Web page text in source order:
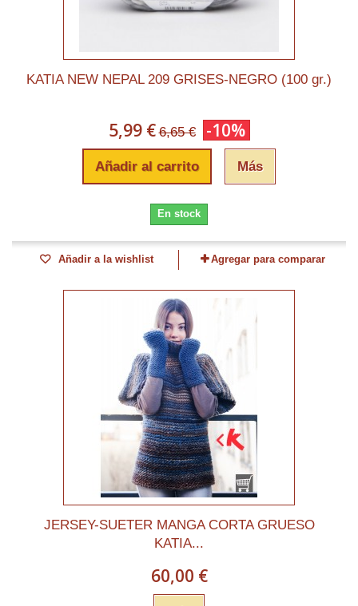
KATIA NEW NEPAL 209 GRISES-NEGRO (100 gr.)
5,99 € 6,65 € -10%
Añadir al carrito Más
En stock
Añadir a la wishlist Agregar para comparar
JERSEY-SUETER MANGA CORTA GRUESO
KATIA...
60,00 €